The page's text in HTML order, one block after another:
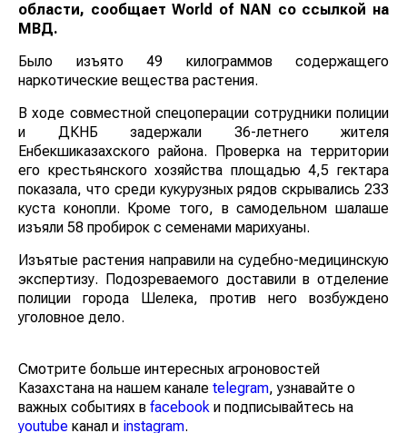
области, сообщает World of NANсо ссылкой на
МВД.
Было изъято 49 килограммов содержащего
наркотические вещества растения.
В ходе совместной спецоперации сотрудники полиции
и ДКНБ задержали 36-летнего жителя
Енбекшиказахского района. Проверка на территории
его крестьянского хозяйства площадью 4,5 гектара
показала, что среди кукурузных рядов скрывались 233
куста конопли. Кроме того, в самодельном шалаше
изъяли 58 пробирок с семенами марихуаны.
Изъятые растения направили на судебно-
медицинскую экспертизу. Подозреваемого доставили
в отделение полиции города Шелека, против него
возбуждено уголовное дело.
Смотрите больше интересных агроновостей
Казахстана на нашем каналеtelegram , узнавайте о
важных событиях вfacebook и подписывайтесь на
youtube канал иinstagram